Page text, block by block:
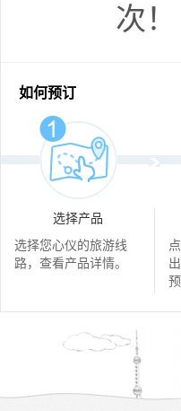
次！
如何预订
选择产品
选择您心仪的旅游线
路，查看产品详情。